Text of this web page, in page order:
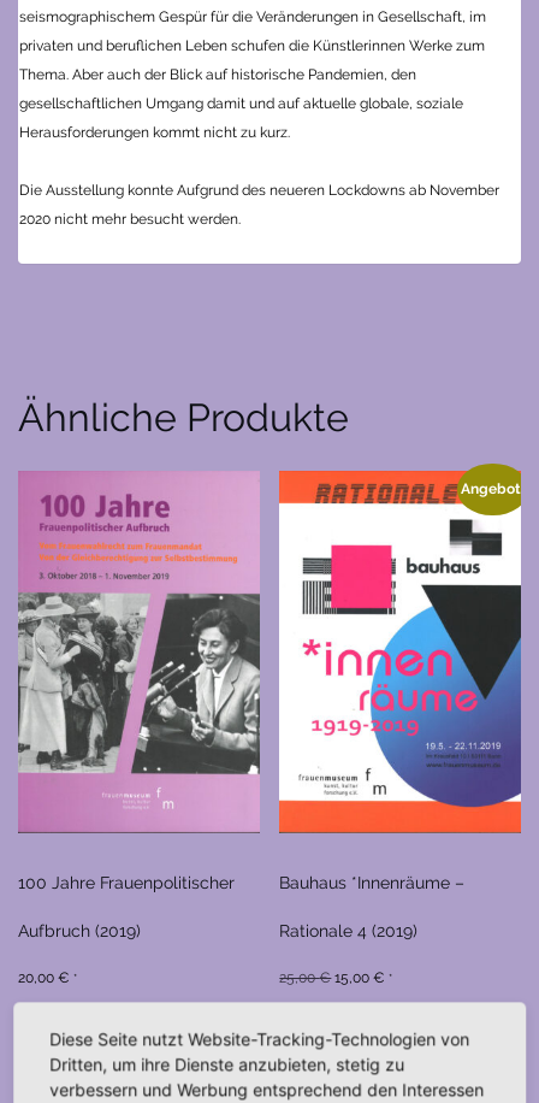
seismographischem Gespür für die Veränderungen in Gesellschaft, im
privaten und beruflichen Leben schufen die Künstlerinnen Werke zum
Thema. Aber auch der Blick auf historische Pandemien, den
gesellschaftlichen Umgang damit und auf aktuelle globale, soziale
Herausforderungen kommt nicht zu kurz.
Die Ausstellung konnte Aufgrund des neueren Lockdowns ab November
2020 nicht mehr besucht werden.
Ähnliche Produkte
100 Jahre Frauenpolitischer
Aufbruch (2019)
20,00 € *
Angebot!
Bauhaus *Innenräume –
Rationale 4 (2019)
25,00€Ursprünglicher
Preis
war:
25,00 €
15,00€ Aktueller
Preis
ist:
15,00 €.
*
IN DEN WARENKORB
Diese Seite nutzt Website-Tracking-Technologien von
Dritten, um ihre Dienste anzubieten, stetig zu
verbessern und Werbung entsprechend den Interessen